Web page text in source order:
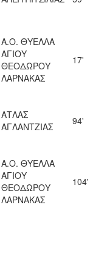
Α.Ο. ΘΥΕΛΛΑ
ΑΓΙΟΥ
ΘΕΟΔΩΡΟΥ
ΛΑΡΝΑΚΑΣ
17'
ΑΤΛΑΣ
ΑΓΛΑΝΤΖΙΑΣ
94'
Α.Ο. ΘΥΕΛΛΑ
ΑΓΙΟΥ
ΘΕΟΔΩΡΟΥ
ΛΑΡΝΑΚΑΣ
104'